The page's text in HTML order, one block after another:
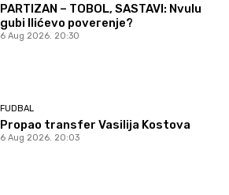
PARTIZAN – TOBOL, SASTAVI: Nvulu
gubi Ilićevo poverenje?
6 Aug 2026. 20:30
FUDBAL
Propao transfer Vasilija Kostova
6 Aug 2026. 20:03